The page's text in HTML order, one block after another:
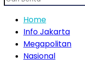
Home
Info Jakarta
Megapolitan
Nasional